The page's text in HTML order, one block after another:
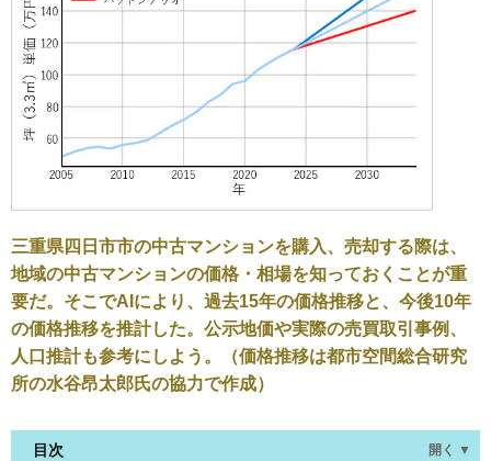
三重県四日市市の中古マンションを購入、売却する際は、
地域の中古マンションの価格・相場を知っておくことが重
要だ。そこでAIにより、過去15年の価格推移と、今後10年
の価格推移を推計した。公示地価や実際の売買取引事例、
人口推計も参考にしよう。（価格推移は都市空間総合研究
所の水谷昂太郎氏の協力で作成）
目次 開く ▼